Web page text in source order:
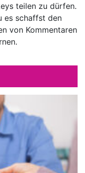
teilen zu dürfen.
es schaffst den
von Kommentaren